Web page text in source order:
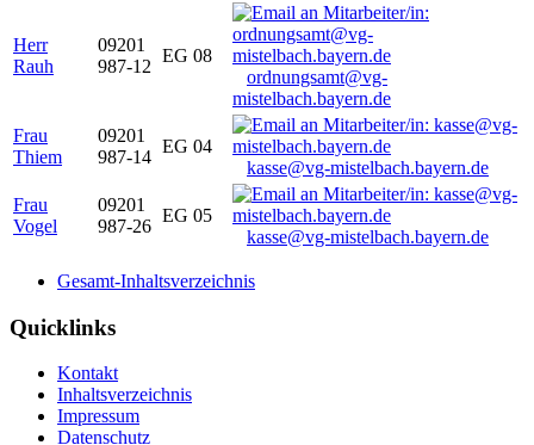
Herr
Rauh
09201
987-12
EG 08
ordnungsamt@vg-
mistelbach.bayern.de
Frau
Thiem
09201
987-14
EG 04
kasse@vg-mistelbach.bayern.de
Frau
Vogel
09201
987-26
EG 05
kasse@vg-mistelbach.bayern.de
Gesamt-Inhaltsverzeichnis
Quicklinks
Kontakt
Inhaltsverzeichnis
Impressum
Datenschutz